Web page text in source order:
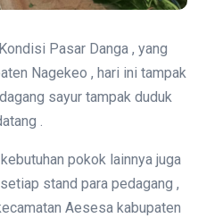
Pasar Danga , yang
Nagekeo , hari ini tampak
sayur tampak duduk
.
pokok lainnya juga
stand para pedagang ,
Aesesa kabupaten